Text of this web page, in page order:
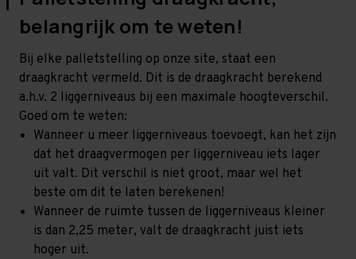
belangrijk om te weten!
Bij elke palletstelling op onze site, staat een
draagkracht vermeld. Dit is de draagkracht berekend
a.h.v. 2 liggerniveaus bij een maximale hoogteverschil.
Goed om te weten:
Wanneer u meer liggerniveaus toevoegt, kan het zijn
dat het draagvermogen per liggerniveau iets lager
uit valt. Dit verschil is niet groot, maar wel het
beste om dit te laten berekenen!
Wanneer de ruimte tussen de liggerniveaus kleiner
is dan 2,25 meter, valt de draagkracht juist iets
hoger uit.